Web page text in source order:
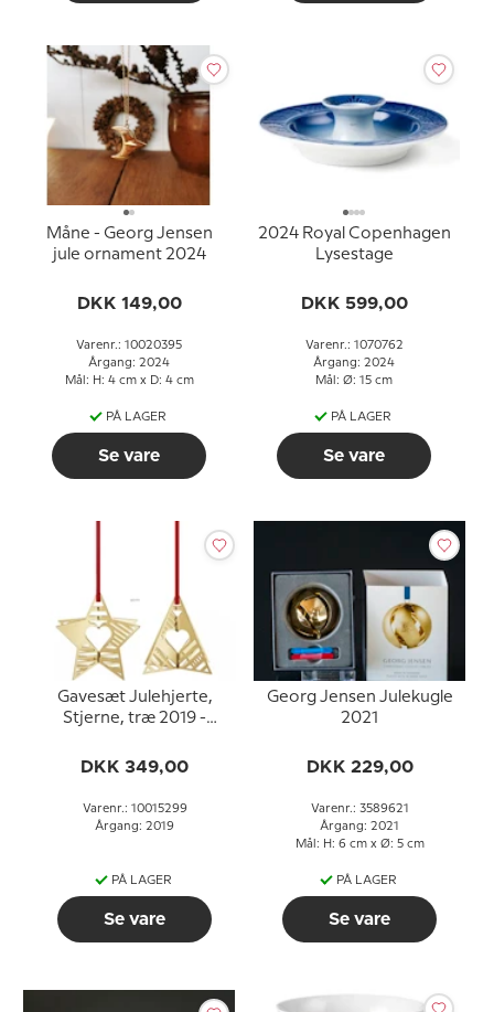
Måne - Georg Jensen
jule ornament 2024
DKK 149,00
Varenr.: 10020395
Årgang: 2024
Mål: H: 4 cm x D: 4 cm
PÅ LAGER
Se vare
2024 Royal Copenhagen
Lysestage
DKK 599,00
Varenr.: 1070762
Årgang: 2024
Mål: Ø: 15 cm
PÅ LAGER
Se vare
Gavesæt Julehjerte,
Stjerne, træ 2019 -
DKK 349,00
Varenr.: 10015299
Årgang: 2019
PÅ LAGER
Se vare
Georg Jensen Julekugle
2021
DKK 229,00
Varenr.: 3589621
Årgang: 2021
Mål: H: 6 cm x Ø: 5 cm
PÅ LAGER
Se vare